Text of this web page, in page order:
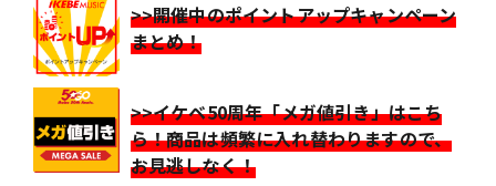
>>開催中のポイントアップキャンペーン
まとめ！
>>イケベ50周年「メガ値引き」はこち
ら！商品は頻繁に入れ替わりますので、
お見逃しなく！